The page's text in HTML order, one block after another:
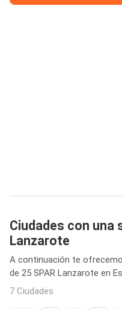
Ciudades con una
Lanzarote
A continuación te
de 25 SPAR Lanzarote en
7 Ciudades